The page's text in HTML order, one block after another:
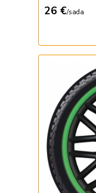
26 €/sada